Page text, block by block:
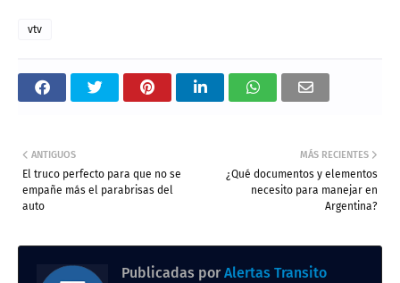
vtv
MÁS RECIENTES
¿Qué documentos y elementos
necesito para manejar en
Argentina?
ANTIGUOS
El truco perfecto para que no se
empañe más el parabrisas del
auto
Publicadas por Alertas Transito